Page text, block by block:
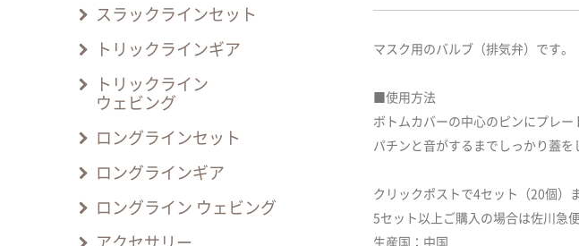
マスク用のバルブ（排気弁）です。
■使用方法
ボトムカバーの中心のピンにプレー
パチンと音がするまでしっかり蓋を
クリックポストで4セット（20個）
5セット以上ご購入の場合は佐川急
生産国：中国
スラックラインセット
トリックラインギア
トリックライン
ウェビング
ロングラインセット
ロングラインギア
ロングライン ウェビング
アクセサリー